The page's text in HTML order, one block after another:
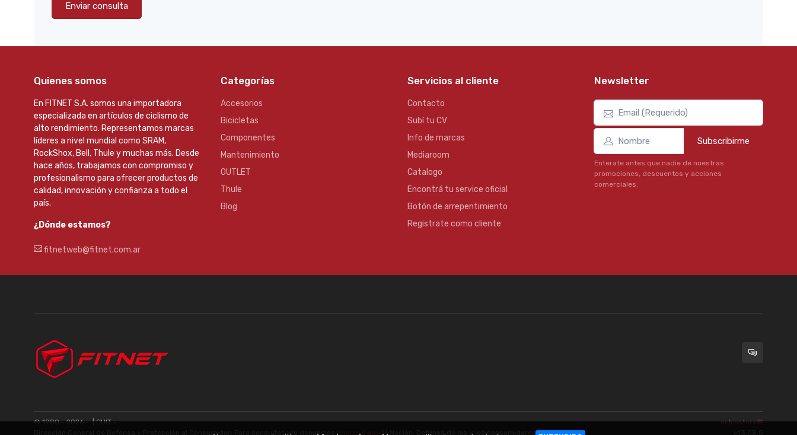
Enviar consulta
Quienes somos
En FITNET S.A. somos una importadora
especializada en artículos de ciclismo de
alto rendimiento. Representamos marcas
líderes a nivel mundial como SRAM,
RockShox, Bell, Thule y muchas más. Desde
hace años, trabajamos con compromiso y
profesionalismo para ofrecer productos de
calidad, innovación y confianza a todo el
país.
¿Dónde estamos?
fitnetweb@fitnet.com.ar
Categorías
Accesorios
Bicicletas
Componentes
Mantenimiento
OUTLET
Thule
Blog
Servicios al cliente
Contacto
Subí tu CV
Info de marcas
Mediaroom
Catalogo
Encontrá tu service oficial
Botón de arrepentimiento
Registrate como cliente
Newsletter
Subscribirme
Enterate antes que nadie de nuestras
promociones, descuentos y acciones
comerciales.
© 1980 - 2026 -| CUIT -
Dirección General de Defensa y Protección al Consumidor: Para consultas y/o denuncias [ingrese aquí] | Nación: Defensa de las y los consumidores[ingrese aquí]
nubixstore®